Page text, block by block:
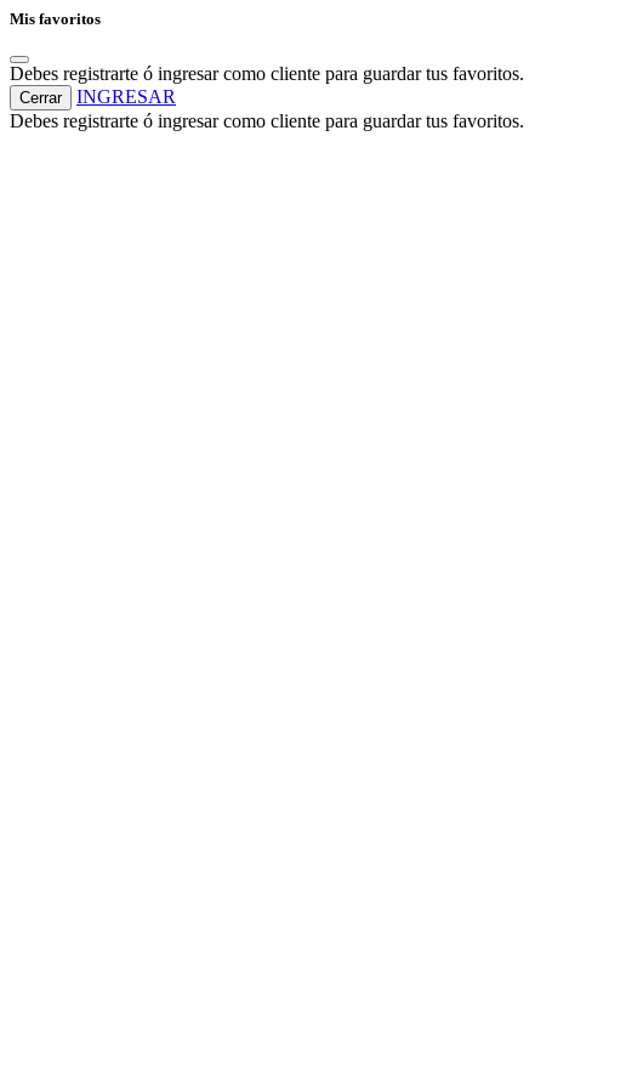
Mis favoritos
Debes registrarte ó ingresar como cliente para guardar tus favoritos.
Cerrar
INGRESAR
Debes registrarte ó ingresar como cliente para guardar tus favoritos.